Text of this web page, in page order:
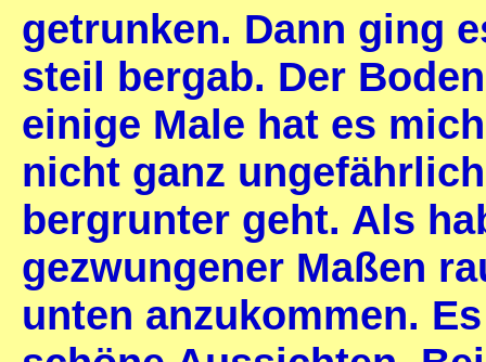
getrunken. Dann ging
steil bergab. Der
einige Male hat es
nicht ganz
bergrunter geht. Als
gezwungener Maßen
unten anzukommen.